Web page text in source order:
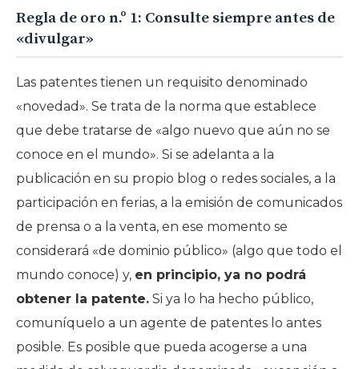
Regla de oro n.º 1: Consulte siempre antes de
«divulgar»
Las patentes tienen un requisito denominado
«novedad». Se trata de la norma que establece
que debe tratarse de «algo nuevo que aún no se
conoce en el mundo». Si se adelanta a la
publicación en su propio blog o redes sociales, a la
participación en ferias, a la emisión de comunicados
de prensa o a la venta, en ese momento se
considerará «de dominio público» (algo que todo el
mundo conoce) y, en principio, ya no podrá
obtener la patente. Si ya lo ha hecho público,
comuníquelo a un agente de patentes lo antes
posible. Es posible que pueda acogerse a una